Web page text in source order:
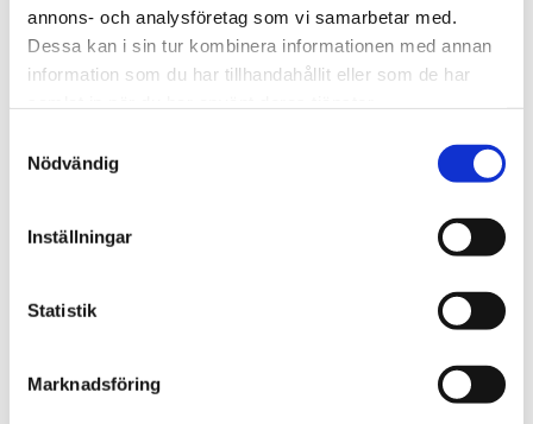
annons- och analysföretag som vi samarbetar med.
Dessa kan i sin tur kombinera informationen med annan
information som du har tillhandahållit eller som de har
Nödvändig
Inställningar
Statistik
Marknadsföring
strenghtens our clients as well as our society.
us make the world a better place.
Our services
Through our ecosystem of services, we can create any
kind of building or space. How may we help you?
Contact